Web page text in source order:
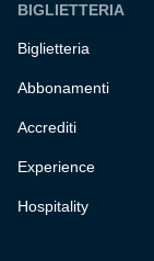
BIGLIETTERIA
Biglietteria
Abbonamenti
Accrediti
Experience
Hospitality